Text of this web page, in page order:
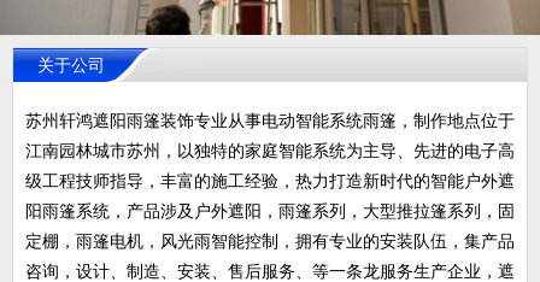
关于公司
苏州轩鸿遮阳雨篷装饰专业从事电动智能系统雨篷，制作地点位于
江南园林城市苏州，以独特的家庭智能系统为主导、先进的电子高
级工程技师指导，丰富的施工经验，热力打造新时代的智能户外遮
阳雨篷系统，产品涉及户外遮阳，雨篷系列，大型推拉篷系列，固
定棚，雨篷电机，风光雨智能控制，拥有专业的安装队伍，集产品
咨询，设计、制造、安装、售后服务、等一条龙服务生产企业，遮